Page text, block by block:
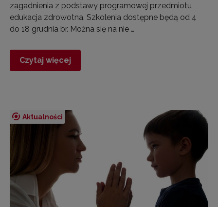
zagadnienia z podstawy programowej przedmiotu
edukacja zdrowotna. Szkolenia dostępne będą od 4
do 18 grudnia br. Można się na nie …
Czytaj więcej
Aktualności